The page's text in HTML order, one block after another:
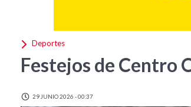
Deportes
Festejos de Centro
29 JUNIO 2026 - 00:37